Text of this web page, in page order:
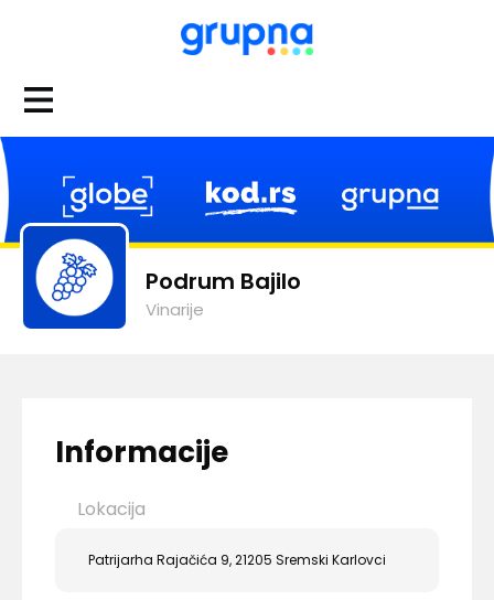
Podrum Bajilo
Vinarije
Informacije
Lokacija
Patrijarha Rajačića 9, 21205 Sremski Karlovci